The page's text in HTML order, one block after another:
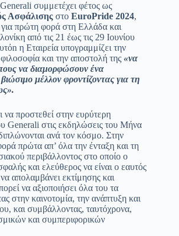
συμμετέχει φέτος ως
Ασφάλισης στο EuroPride 2024,
για πρώτη φορά στη Ελλάδα και
από τις 21 έως τις 29 Ιουνίου
η Εταιρεία υπογραμμίζει την
και την αποστολή της «να
να διαμορφώσουν ένα
μέλλον φροντίζοντας για τη
να προστεθεί στην ευρύτερη
Generali στις εκδηλώσεις του Μήνα
ανά τον κόσμο. Στην
πρώτα απ’ όλα την ένταξη και τη
περιβάλλοντος στο οποίο ο
και ελεύθερος να είναι ο εαυτός
απολαμβάνει εκτίμησης και
να αξιοποιήσει όλα του τα
στην καινοτομία, την ανάπτυξη και
και συμβάλλοντας, ταυτόχρονα,
και συμπεριφορικών